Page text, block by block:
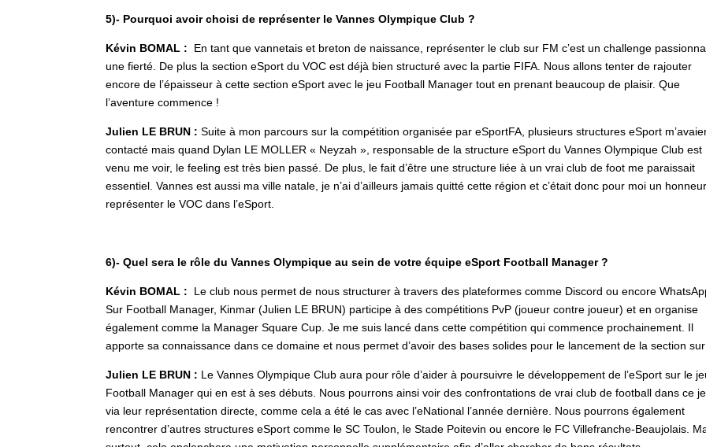
5)- Pourquoi avoir choisi de représenter le Vannes Olympique Club ?
Kévin BOMAL : En tant que vannetais et breton de naissance, représenter le club sur FM c’est un challenge
une fierté. De plus la section eSport du VOC est déjà bien structuré avec la partie FIFA. Nous allons tenter de rajouter
encore de l’épaisseur à cette section eSport avec le jeu Football Manager tout en prenant beaucoup de plaisir. Que
l’aventure commence !
Julien LE BRUN :Suite à mon parcours sur la compétition organisée par eSportFA, plusieurs structures eSport
contacté mais quand Dylan LE MOLLER « Neyzah », responsable de la structure eSport du Vannes Olympique Club est
venu me voir, le feeling est très bien passé. De plus, le fait d’être une structure liée à un vrai club de foot me paraissait
essentiel. Vannes est aussi ma ville natale, je n’ai d’ailleurs jamais quitté cette région et c’était donc pour moi un
représenter le VOC dans l’eSport.
6)- Quel sera le rôle du Vannes Olympique au sein de votre équipe eSport Football Manager ?
Kévin BOMAL : Le club nous permet de nous structurer à travers des plateformes comme Discord ou encore
Sur Football Manager, Kinmar (Julien LE BRUN) participe à des compétitions PvP (joueur contre joueur) et en organise
également comme la Manager Square Cup. Je me suis lancé dans cette compétition qui commence prochainement. Il
apporte sa connaissance dans ce domaine et nous permet d’avoir des bases solides pour le lancement de la section
Julien LE BRUN : Le Vannes Olympique Club aura pour rôle d’aider à poursuivre le développement de l’eSport sur le
Football Manager qui en est à ses débuts. Nous pourrons ainsi voir des confrontations de vrai club de football dans ce
via leur représentation directe, comme cela a été le cas avec l’eNational l’année dernière. Nous pourrons également
rencontrer d’autres structures eSport comme le SC Toulon, le Stade Poitevin ou encore le FC Villefranche-Beaujolais.